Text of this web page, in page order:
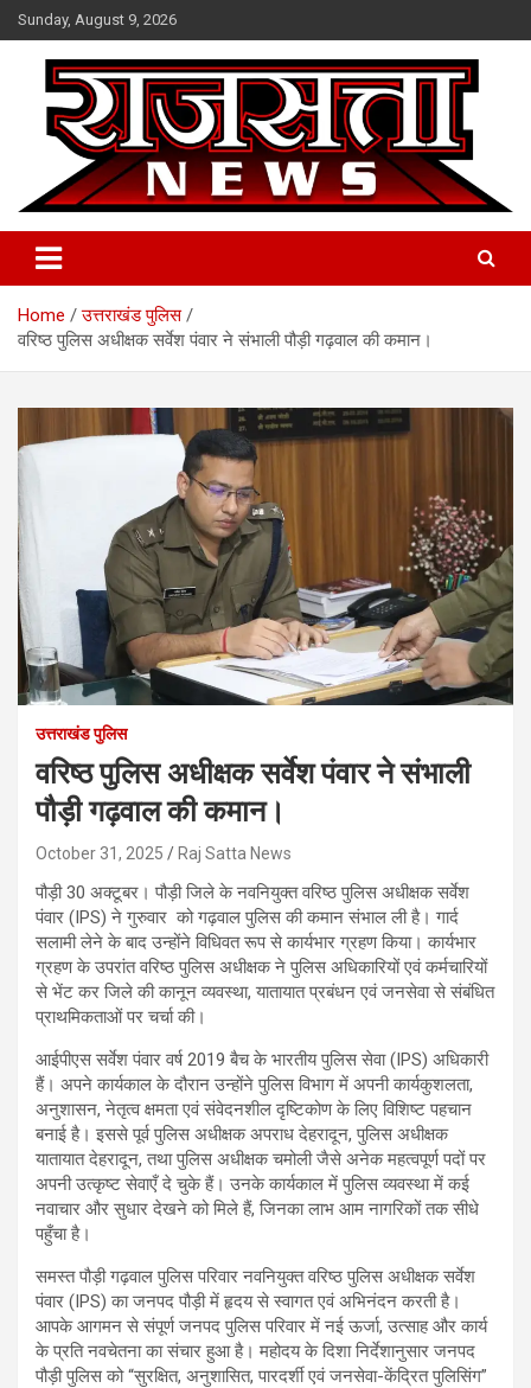
Skip
to
content
Sunday, August 9, 2026
Raj Satta News
Home
उत्तराखंड पुलिस
वरिष्ठ पुलिस अधीक्षक सर्वेश पंवार ने संभाली पौड़ी गढ़वाल की कमान।
उत्तराखंड पुलिस
वरिष्ठ पुलिस अधीक्षक सर्वेश पंवार ने संभाली
पौड़ी गढ़वाल की कमान।
October 31, 2025 Raj Satta News
पौड़ी 30 अक्टूबर। पौड़ी जिले के नवनियुक्त वरिष्ठ पुलिस अधीक्षक सर्वेश
पंवार (IPS) ने गुरुवार को गढ़वाल पुलिस की कमान संभाल ली है। गार्द
सलामी लेने के बाद उन्होंने विधिवत रूप से कार्यभार ग्रहण किया। कार्यभार
ग्रहण के उपरांत वरिष्ठ पुलिस अधीक्षक ने पुलिस अधिकारियों एवं कर्मचारियों
से भेंट कर जिले की कानून व्यवस्था, यातायात प्रबंधन एवं जनसेवा से संबंधित
प्राथमिकताओं पर चर्चा की।
आईपीएस सर्वेश पंवार वर्ष 2019 बैच के भारतीय पुलिस सेवा (IPS) अधिकारी
हैं। अपने कार्यकाल के दौरान उन्होंने पुलिस विभाग में अपनी कार्यकुशलता,
अनुशासन, नेतृत्व क्षमता एवं संवेदनशील दृष्टिकोण के लिए विशिष्ट पहचान
बनाई है। इससे पूर्व पुलिस अधीक्षक अपराध देहरादून, पुलिस अधीक्षक
यातायात देहरादून, तथा पुलिस अधीक्षक चमोली जैसे अनेक महत्वपूर्ण पदों पर
अपनी उत्कृष्ट सेवाएँ दे चुके हैं। उनके कार्यकाल में पुलिस व्यवस्था में कई
नवाचार और सुधार देखने को मिले हैं, जिनका लाभ आम नागरिकों तक सीधे
पहुँचा है।
समस्त पौड़ी गढ़वाल पुलिस परिवार नवनियुक्त वरिष्ठ पुलिस अधीक्षक सर्वेश
पंवार (IPS) का जनपद पौड़ी में हृदय से स्वागत एवं अभिनंदन करती है।
आपके आगमन से संपूर्ण जनपद पुलिस परिवार में नई ऊर्जा, उत्साह और कार्य
के प्रति नवचेतना का संचार हुआ है। महोदय के दिशा निर्देशानुसार जनपद
पौड़ी पुलिस को “सुरक्षित, अनुशासित, पारदर्शी एवं जनसेवा-केंद्रित पुलिसिंग”